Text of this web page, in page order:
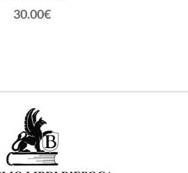
30.00€